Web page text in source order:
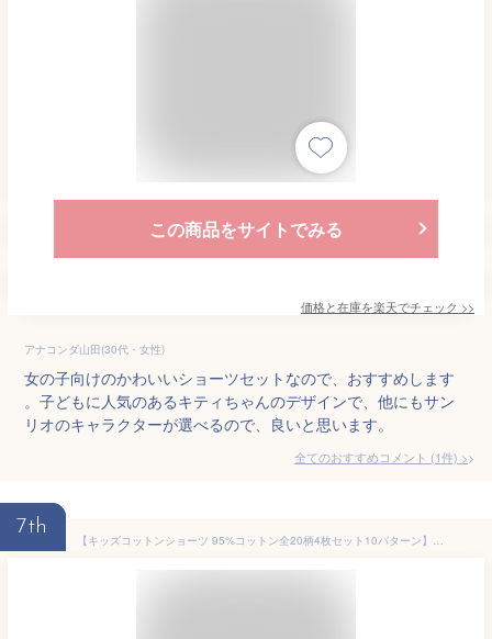
この商品をサイトでみる
価格と在庫を楽天でチェック >>
アナコンダ山田(30代・女性)
女の子向けのかわいいショーツセットなので、おすすめします
。子どもに人気のあるキティちゃんのデザインで、他にもサン
リオのキャラクターが選べるので、良いと思います。
全てのおすすめコメント (1件) >
7th
【キッズコットンショーツ 95%コットン全20柄4枚セット10パターン】送料無料 キッズショーツ100cm-160cm 子供用 ボクサーショーツ 女の子 コットン 綿 子供 下着 パンツ インナー 可愛い 保育園 幼稚園 小学生 100 110 120 130 140 150 160 抗菌 通気性 吸湿性 かわいい